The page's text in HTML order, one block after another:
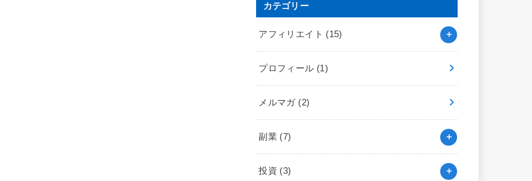
カテゴリー
アフィリエイト (15)
プロフィール (1)
メルマガ (2)
副業 (7)
投資 (3)